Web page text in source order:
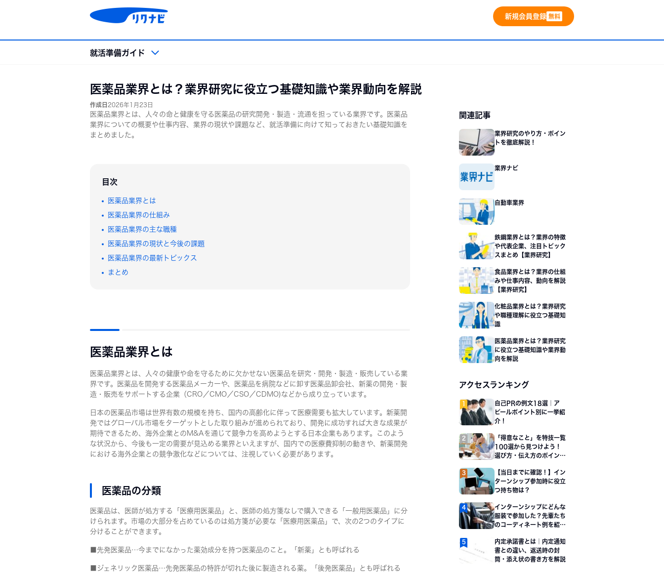
新規会員登録 無料
就活準備ガイド
就活準備
就活準備 業界研究 エントリーシート
内定・内々定
基礎知識
面接準備
体験談
Q&A
医薬品業界とは？業界研究に役立つ基礎知識や業界動向を解説
作成日 2026年1月23日
医薬品業界とは、人々の命と健康を守る医薬品の研究開発・製造・流通を担っている業界です。医薬品
業界についての概要や仕事内容、業界の現状や課題など、就活準備に向けて知っておきたい基礎知識を
まとめました。
目次
医薬品業界とは
医薬品業界の仕組み
医薬品業界の主な職種
医薬品業界の現状と今後の課題
医薬品業界の最新トピックス
まとめ
医薬品業界とは
医薬品業界とは、人々の健康や命を守るために欠かせない医薬品を研究・開発・製造・販売している業
界です。医薬品を開発する医薬品メーカーや、医薬品を病院などに卸す医薬品卸会社、新薬の開発・製
造・販売をサポートする企業（CRO／CMO／CSO／CDMO)などから成り立っています。
日本の医薬品市場は世界有数の規模を持ち、国内の高齢化に伴って医療需要も拡大しています。新薬開
発ではグローバル市場をターゲットとした取り組みが進められており、開発に成功すれば大きな成果が
期待できるため、海外企業とのM&Aを通じて競争力を高めようとする日本企業もあります。このよう
な状況から、今後も一定の需要が見込める業界といえますが、国内での医療費抑制の動きや、新薬開発
における海外企業との競争激化などについては、注視していく必要があります。
医薬品の分類
医薬品は、医師が処方する「医療用医薬品」と、医師の処方箋なしで購入できる「一般用医薬品」に分
けられます。市場の大部分を占めているのは処方箋が必要な「医療用医薬品」で、次の2つのタイプに
分けることができます。
■先発医薬品…今までになかった薬効成分を持つ医薬品のこと。「新薬」とも呼ばれる
■ジェネリック医薬品…先発医薬品の特許が切れた後に製造される薬。「後発医薬品」とも呼ばれる
サ
イ
ド
バー
関連記事
業界研究のやり方・ポイン
トを徹底解説！
業界ナビ
自動車業界
鉄鋼業界とは？業界の特徴
や代表企業、注目トピック
スまとめ【業界研究】
食品業界とは？業界の仕組
みや仕事内容、動向を解説
【業界研究】
化粧品業界とは？業界研究
や職種理解に役立つ基礎知
識
医薬品業界とは？業界研究
に役立つ基礎知識や業界動
向を解説
アクセスランキング
自己PRの例文18選｜ア
ピールポイント別に一挙紹
介！
「得意なこと」を特技一覧
100選から見つけよう！
選び方・伝え方のポイント
【当日までに確認！】イン
ターンシップ参加時に役立
つ持ち物は？
インターンシップにどんな
服装で参加した？先輩たち
のコーディネート例を紹
内定承諾書とは｜内定通知
書との違い、返送時の封
筒・添え状の書き方を解説